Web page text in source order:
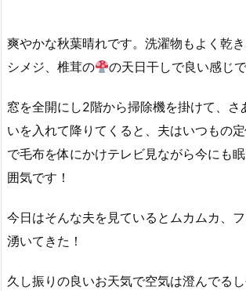
爽やかな秋葉晴れです。洗濯物もよく乾き
シメジ、椎茸の
の天日干しで良い感じで
窓を全開にし2階から掃除機を掛けて、さ
いを入れて降りてくると、夫はいつもの
で毛布を体にかけテレビ見ながら今にも
囲気です！
今日はそんな夫を見ているとムカムカ、
湧いてきた！
久し振りの良いお天気で空気は澄んでる